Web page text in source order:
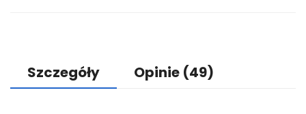
Szczegóły Opinie (49)